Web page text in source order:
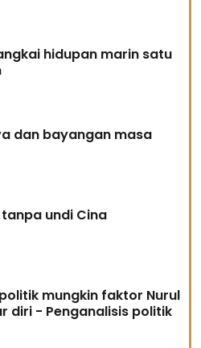
hidupan marin satu
dan bayangan masa
undi Cina
mungkin faktor Nurul
diri - Penganalisis politik